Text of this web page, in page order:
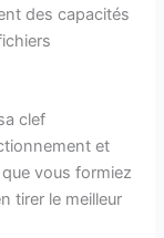
des capacités
clef
et
vous formiez
tirer le meilleur